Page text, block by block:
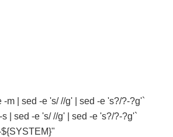
m | sed -e 's/ //g' | sed -e 's?/?-?g'`
| sed -e 's/ //g' | sed -e 's?/?-?g'`